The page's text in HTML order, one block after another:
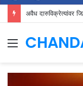
अवैध दारुविक्रेत्यांवर
Menu